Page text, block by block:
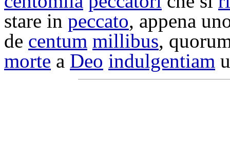
stare in peccato, appena
de centum millibus,
morte a Deo indulgentiam